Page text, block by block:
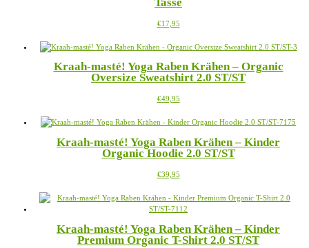
gewählt
auf.
Optionen
auf
Produktseite
gewählt
€17,95Dieses
weist
Varianten
auf.
Optionen
auf
Produktseite
gewählt
Kraah-masté! Yoga Raben Krähen – Organic
Oversize Sweatshirt 2.0 ST/ST
€49,95Dieses
weist
Varianten
auf.
Optionen
auf
der
gewählt
werden
Kraah-masté! Yoga Raben Krähen – Kinder
Organic Hoodie 2.0 ST/ST
€39,95Dieses
weist
mehrere
auf.
Die
Kraah-masté! Yoga Raben Krähen – Kinder
Premium Organic T-Shirt 2.0 ST/ST